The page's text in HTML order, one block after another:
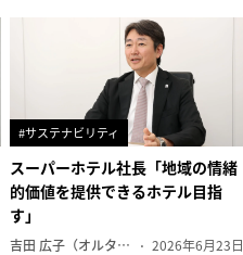
#サステナビリティ
スーパーホテル社長「地域の情緒
的価値を提供できるホテル目指
す」
吉田 広子（オルタナ輪番編集長） 2026年6月23日